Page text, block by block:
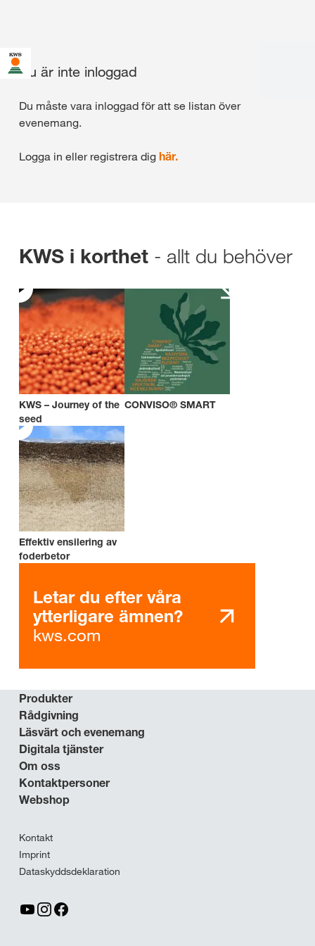
Du är inte inloggad
Du måste vara inloggad för att se listan över
evenemang.
Logga in eller registrera dig här.
KWS i korthet - allt du behöver
KWS – Journey of the
seed
CONVISO® SMART
Effektiv ensilering av
foderbetor
Letar du efter våra
ytterligare ämnen?
kws.com
Produkter
Rådgivning
Läsvärt och evenemang
Digitala tjänster
Om oss
Kontaktpersoner
Webshop
Kontakt
Imprint
Dataskyddsdeklaration